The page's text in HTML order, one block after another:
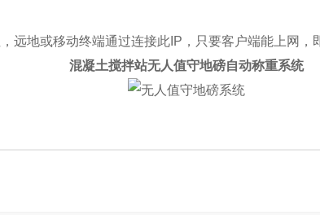
远地或移动终端通过连接此IP，只要客户端能上网，
混凝土搅拌站无人值守地磅自动称重系统